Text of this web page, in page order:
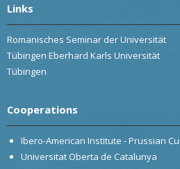
Links
Romanisches Seminar der Universität
Tübingen Eberhard Karls Universität
Tübingen
Cooperations
Ibero-American Institute - Prussian
Universitat Oberta de Catalunya